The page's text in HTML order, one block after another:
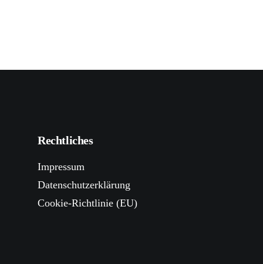
Rechtliches
Impressum
Datenschutzerklärung
Cookie-Richtlinie (EU)